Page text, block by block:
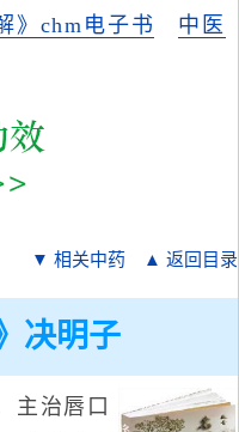
》chm电子书
中医
▼ 相关中药 ▲ 返回目录
决明子
主治唇口